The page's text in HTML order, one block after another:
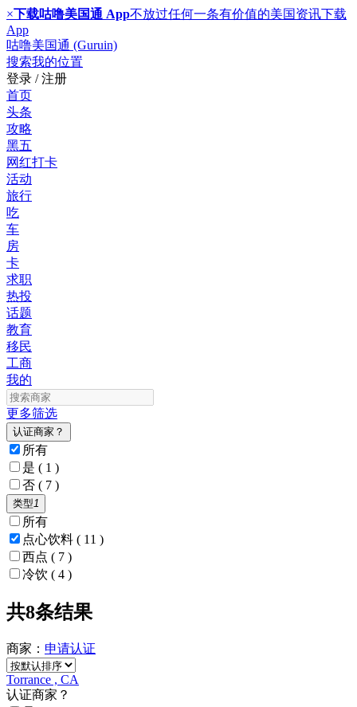
×下载咕噜美国通 App不放过任何一条有价值的美国资讯下载
App
咕噜美国通 (Guruin)
搜索我的位置
登录 / 注册
首页
头条
攻略
黑五
网红打卡
活动
旅行
吃
车
房
卡
求职
热投
话题
教育
移民
工商
我的
更多筛选
认证商家？
所有
是 ( 1 )
否 ( 7 )
类型1
所有
点心饮料 ( 11 )
西点 ( 7 )
冷饮 ( 4 )
共8条结果
商家： 申请认证
Torrance , CA
认证商家？